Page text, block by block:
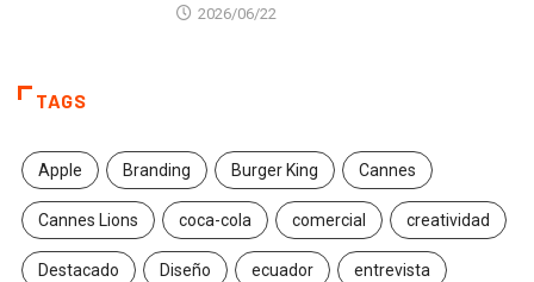
2026/06/22
TAGS
Apple Branding Burger King Cannes
Cannes Lions coca-cola comercial creatividad
Destacado Diseño ecuador entrevista